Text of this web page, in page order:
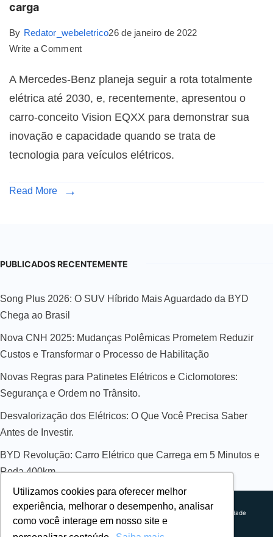
Utilizamos cookies para oferecer melhor
experiência, melhorar o desempenho, analisar
como você interage em nosso site e
carga
By Redator_webeletrico26 de janeiro de 2022
Write a Comment
A Mercedes-Benz planeja seguir a rota totalmente
elétrica até 2030, e, recentemente, apresentou o
carro-conceito Vision EQXX para demonstrar sua
inovação e capacidade quando se trata de
tecnologia para veículos elétricos.
Read More
PUBLICADOS RECENTEMENTE
Song Plus 2026: O SUV Híbrido Mais Aguardado da BYD
Chega ao Brasil
Nova CNH 2025: Mudanças Polêmicas Prometem Reduzir
Custos e Transformar o Processo de Habilitação
Novas Regras para Patinetes Elétricos e Ciclomotores:
Segurança e Ordem no Trânsito.
Desvalorização dos Elétricos: O Que Você Precisa Saber
Antes de Investir.
BYD Revolução: Carro Elétrico que Carrega em 5 Minutos e
Roda 400km
Explorando novos horizontes com
inovação e estratégia. Estamos
Sobre nós
Política de privacidade